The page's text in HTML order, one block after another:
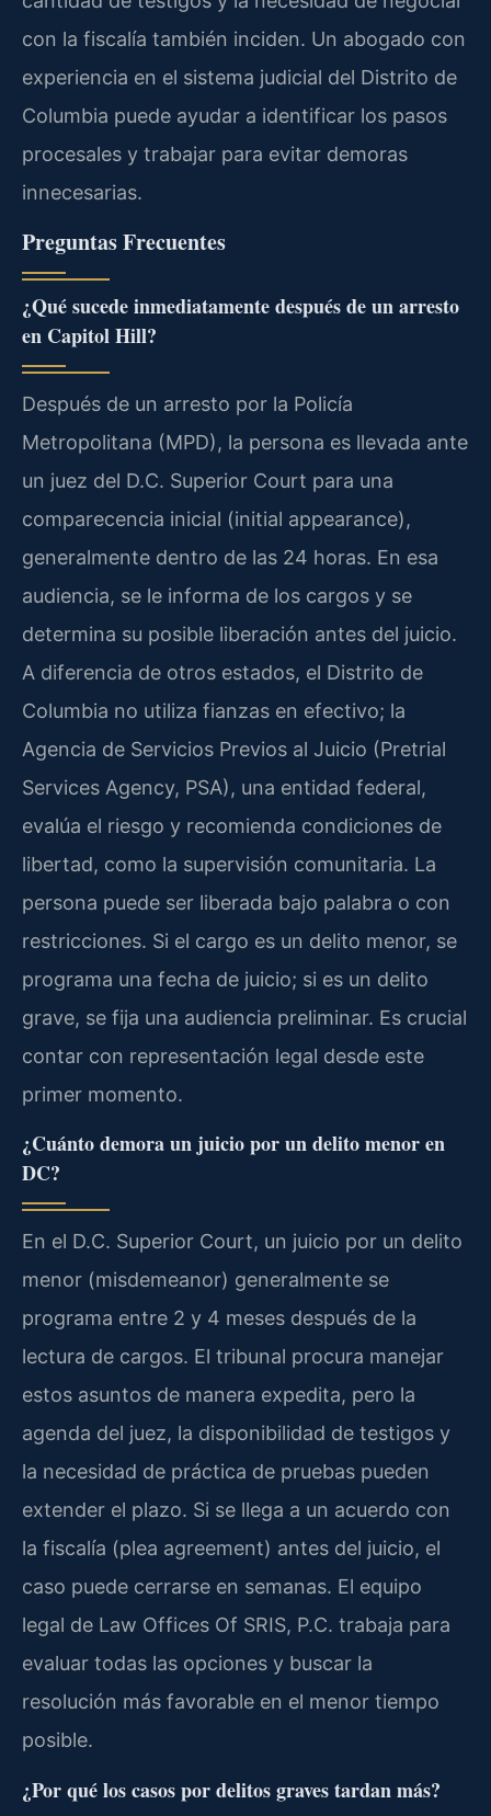
con la fiscalía también inciden. Un abogado con
experiencia en el sistema judicial del Distrito de
Columbia puede ayudar a identificar los pasos
procesales y trabajar para evitar demoras
innecesarias.
Preguntas Frecuentes
¿Qué sucede inmediatamente después de un arresto
en Capitol Hill?
Después de un arresto por la Policía
Metropolitana (MPD), la persona es llevada ante
un juez del D.C. Superior Court para una
comparecencia inicial (initial appearance),
generalmente dentro de las 24 horas. En esa
audiencia, se le informa de los cargos y se
determina su posible liberación antes del juicio.
A diferencia de otros estados, el Distrito de
Columbia no utiliza fianzas en efectivo; la
Agencia de Servicios Previos al Juicio (Pretrial
Services Agency, PSA), una entidad federal,
evalúa el riesgo y recomienda condiciones de
libertad, como la supervisión comunitaria. La
persona puede ser liberada bajo palabra o con
restricciones. Si el cargo es un delito menor, se
programa una fecha de juicio; si es un delito
grave, se fija una audiencia preliminar. Es crucial
contar con representación legal desde este
primer momento.
¿Cuánto demora un juicio por un delito menor en
DC?
En el D.C. Superior Court, un juicio por un delito
menor (misdemeanor) generalmente se
programa entre 2 y 4 meses después de la
lectura de cargos. El tribunal procura manejar
estos asuntos de manera expedita, pero la
agenda del juez, la disponibilidad de testigos y
la necesidad de práctica de pruebas pueden
extender el plazo. Si se llega a un acuerdo con
la fiscalía (plea agreement) antes del juicio, el
caso puede cerrarse en semanas. El equipo
legal de Law Offices Of SRIS, P.C. trabaja para
evaluar todas las opciones y buscar la
resolución más favorable en el menor tiempo
posible.
¿Por qué los casos por delitos graves tardan más?